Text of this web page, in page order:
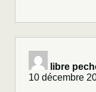
libre
10 décembre